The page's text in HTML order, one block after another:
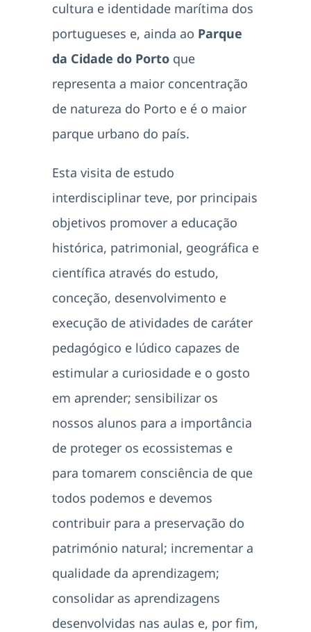
cultura e identidade marítima dos
portugueses e, ainda ao Parque
da Cidade do Portoque
representa a maior concentração
de natureza do Porto e é o maior
parque urbano do país.
Esta visita de estudo
interdisciplinar teve, por principais
objetivos promover a educação
histórica, patrimonial, geográfica e
científica através do estudo,
conceção, desenvolvimento e
execução de atividades de caráter
pedagógico e lúdico capazes de
estimular a curiosidade e o gosto
em aprender; sensibilizar os
nossos alunos para a importância
de proteger os ecossistemas e
para tomarem consciência de que
todos podemos e devemos
contribuir para a preservação do
património natural; incrementar a
qualidade da aprendizagem;
consolidar as aprendizagens
desenvolvidas nas aulas e, por fim,